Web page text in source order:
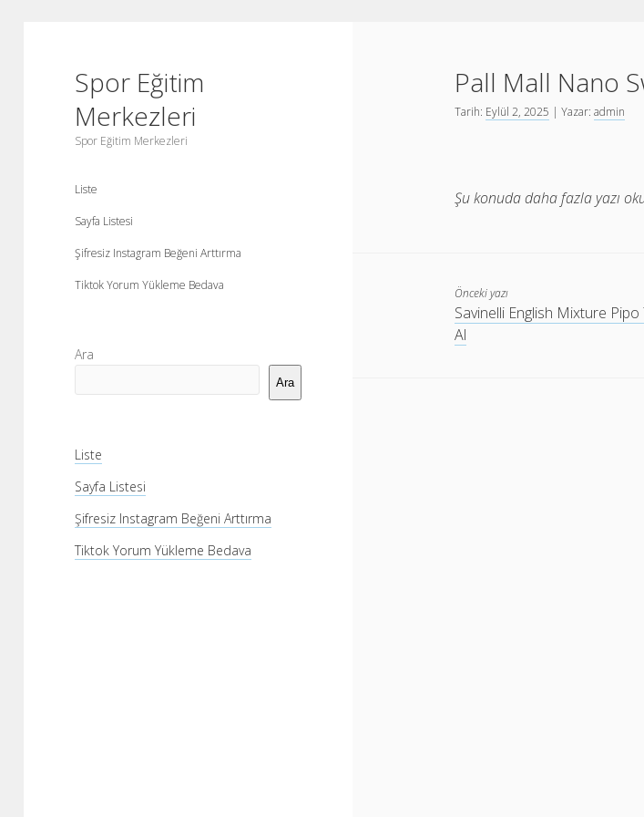
Spor Eğitim
Merkezleri
Spor Eğitim Merkezleri
Liste
Sayfa Listesi
Şifresiz Instagram Beğeni Arttırma
Tiktok Yorum Yükleme Bedava
Yan
Menü
Ara
Ara
Liste
Sayfa Listesi
Şifresiz Instagram Beğeni Arttırma
Tiktok Yorum Yükleme Bedava
Pall Mall Nano
Tarih: Eylül 2, 2025 | Yazar:admin
Şu konuda daha fazla yazı
Önceki yazı
Savinelli English Mixture Pipo
Al